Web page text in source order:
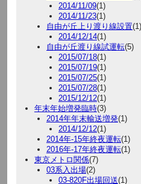
2014/11/09(1)
2014/11/23(1)
自由が丘上り渡り線設置(1)
2014/12/14(1)
自由が丘渡り線試運転(5)
2015/07/18(1)
2015/07/19(1)
2015/07/25(1)
2015/07/28(1)
2015/12/12(1)
年末年始増発臨時(3)
2014年年末輸送増発(1)
2014/12/12(1)
2014年-15年終夜運転(1)
2016年-17年終夜運転(1)
東京メトロ関係(7)
03系入出場(2)
03-820F出場回送(1)